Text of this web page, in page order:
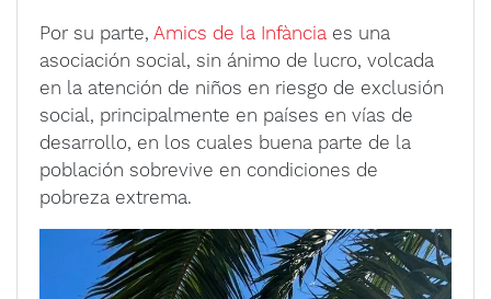
Por su parte, Amics de la Infància es una
asociación social, sin ánimo de lucro, volcada
en la atención de niños en riesgo de exclusión
social, principalmente en países en vías de
desarrollo, en los cuales buena parte de la
población sobrevive en condiciones de
pobreza extrema.